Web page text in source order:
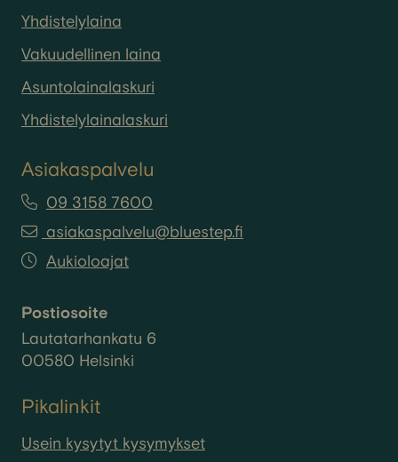
Yhdistelylaina
Vakuudellinen laina
Asuntolainalaskuri
Yhdistelylainalaskuri
Asiakaspalvelu
09 3158 7600
asiakaspalvelu@bluestep.fi
Aukioloajat
Postiosoite
Lautatarhankatu 6
00580 Helsinki
Pikalinkit
Usein kysytyt kysymykset